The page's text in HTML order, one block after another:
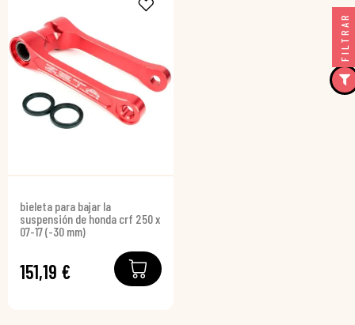
bieleta para bajar la
suspensión de honda crf 250 x
07-17 (-30 mm)
151,19 €
FILTRAR